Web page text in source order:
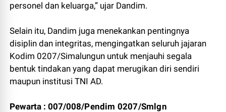
personel dan keluarga,” ujar Dandim.
Selain itu, Dandim juga menekankan pentingnya
disiplin dan integritas, mengingatkan seluruh jajaran
Kodim 0207/Simalungun untuk menjauhi segala
bentuk tindakan yang dapat merugikan diri sendiri
maupun institusi TNI AD.
Pewarta : 007/008/Pendim 0207/Smlgn